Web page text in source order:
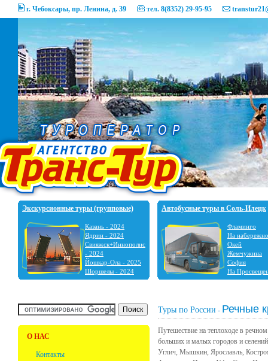
г. Чебоксары, пр. Ленина, д. 39 тел. 8(8352) 29-95-95
Экскурсионные туры (групповые)
Казань - 2024
Ядрин - 2024
Свияжск+Иннополис
- 2024
Йошкар-Ола - 2025
Шоршелы - 2024
Шальтямы - 2024
2023
Ульяновск - 2023
Фабрика ёлочных
Автобусные туры в Соль-Илецк
Фламинго
На
Окей
Жемчужина
София
На
О НАС
Контакты
Туры по России - Речные
Путешествие на теплоходе в
больших и малых городов и
Углич, Мышкин, Ярославль,